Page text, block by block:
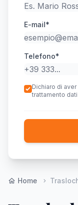
E-mail*
Telefono*
Dichiaro di
trattamento dati
home Home chevron_right